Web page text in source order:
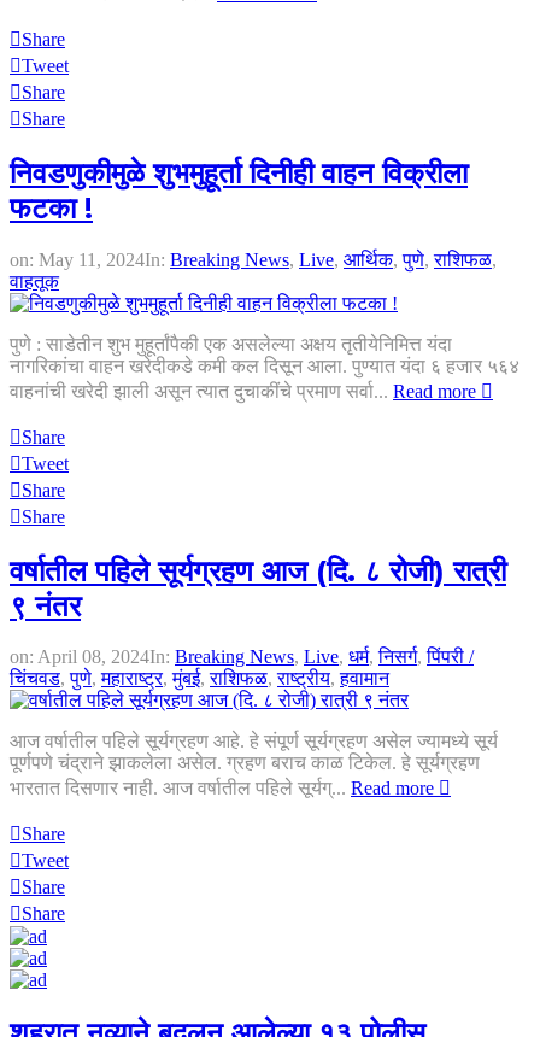
Share
Tweet
Share
Share
निवडणुकीमुळे शुभमुहूर्ता दिनीही वाहन विक्रीला
फटका !
on: May 11, 2024In: Breaking News, Live, आर्थिक,पुणे,राशिफळ,
वाहतूक
पुणे : साडेतीन शुभ मुहूर्तांपैकी एक असलेल्या अक्षय तृतीयेनिमित्त यंदा
नागरिकांचा वाहन खरेदीकडे कमी कल दिसून आला. पुण्यात यंदा ६ हजार ५६४
वाहनांची खरेदी झाली असून त्यात दुचाकींचे प्रमाण सर्वा... Read more
Share
Tweet
Share
Share
वर्षातील पहिले सूर्यग्रहण आज (दि. ८ रोजी) रात्री
९ नंतर
on: April 08, 2024In: Breaking News, Live, धर्म,निसर्ग,पिंपरी /
चिंचवड,पुणे,महाराष्ट्र,मुंबई,राशिफळ,राष्ट्रीय,हवामान
आज वर्षातील पहिले सूर्यग्रहण आहे. हे संपूर्ण सूर्यग्रहण असेल ज्यामध्ये सूर्य
पूर्णपणे चंद्राने झाकलेला असेल. ग्रहण बराच काळ टिकेल. हे सूर्यग्रहण
भारतात दिसणार नाही. आज वर्षातील पहिले सूर्यग्... Read more
Share
Tweet
Share
Share